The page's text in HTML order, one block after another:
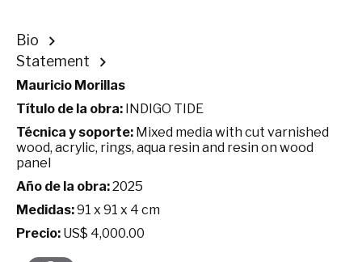
Bio
Statement
Mauricio Morillas
Título de la obra: INDIGO TIDE
Técnica y soporte: Mixed media with cut varnished
wood, acrylic, rings, aqua resin and resin on wood
panel
Año de la obra:2025
Medidas:91 x 91 x 4 cm
Precio: US$ 4,000.00